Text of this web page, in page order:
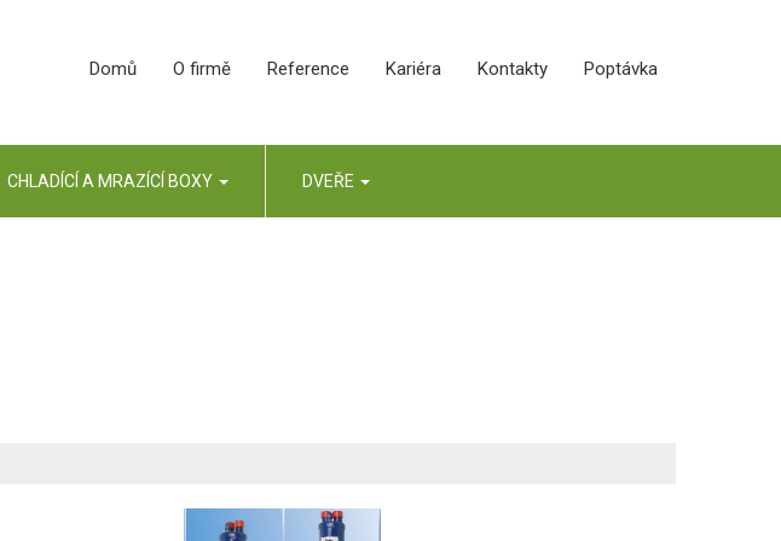
Domů O firmě Reference Kariéra Kontakty Poptávka
CHLADÍCÍ A MRAZÍCÍ BOXY DVEŘE